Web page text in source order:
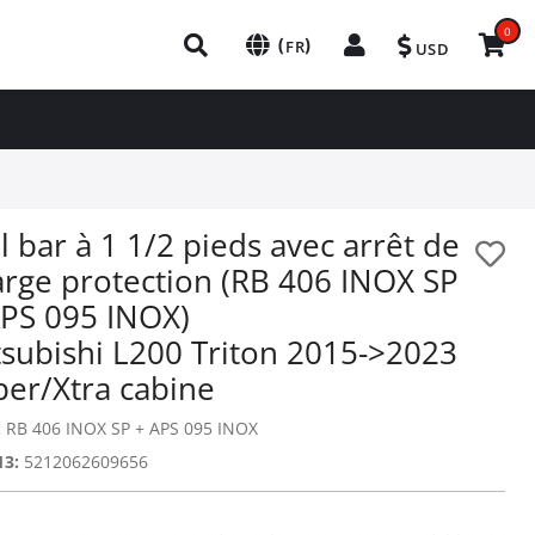
(FR) USD
0
bar à 1 1/2 pieds avec arrêt de
protection (RB 406 INOX SP
095 INOX)
L200 Triton 2015->2023
Xtra cabine
RB 406 INOX SP + APS 095 INOX
5212062609656